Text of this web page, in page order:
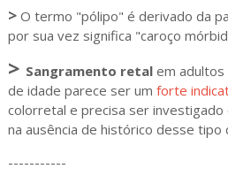
>O termo "pólipo" é derivado da
por sua vez significa "caroço
> Sangramento retalem adultos
de idade parece ser um forte
colorretal e precisa ser
na ausência de histórico desse tipo
-----------